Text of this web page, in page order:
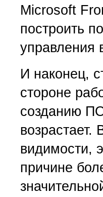
Microsoft
построить
управления
И наконец,
стороне
созданию
видимости,
причине